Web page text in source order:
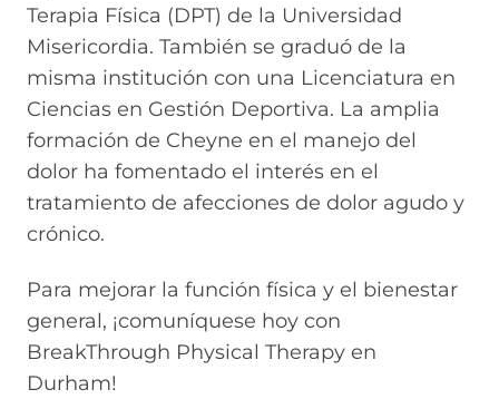
Terapia Física (DPT) de la Universidad
Misericordia. También se graduó de la
misma institución con una Licenciatura en
Ciencias en Gestión Deportiva. La amplia
formación de Cheyne en el manejo del
dolor ha fomentado el interés en el
tratamiento de afecciones de dolor agudo y
crónico.
Para mejorar la función física y el bienestar
general, ¡comuníquese hoy con
BreakThrough Physical Therapy en
Durham!